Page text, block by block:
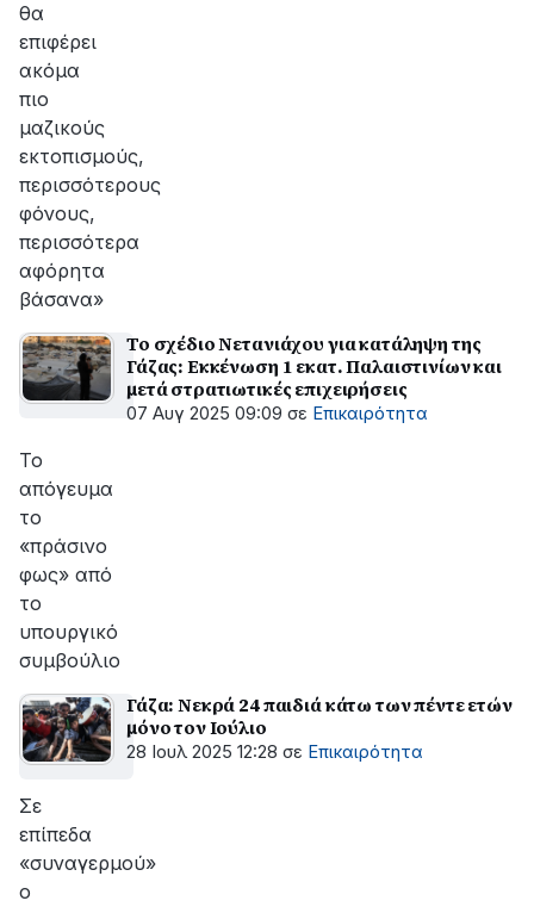
θα
επιφέρει
ακόμα
πιο
μαζικούς
εκτοπισμούς,
περισσότερους
φόνους,
περισσότερα
αφόρητα
βάσανα»
Το σχέδιο Νετανιάχου για κατάληψη της
Γάζας: Εκκένωση 1 εκατ. Παλαιστινίων και
μετά στρατιωτικές επιχειρήσεις
07 Αυγ 2025 09:09 σε Επικαιρότητα
Το
απόγευμα
το
«πράσινο
φως» από
το
υπουργικό
συμβούλιο
Γάζα: Νεκρά 24 παιδιά κάτω των πέντε ετών
μόνο τον Ιούλιο
28 Ιουλ 2025 12:28 σε Επικαιρότητα
Σε
επίπεδα
«συναγερμού»
ο